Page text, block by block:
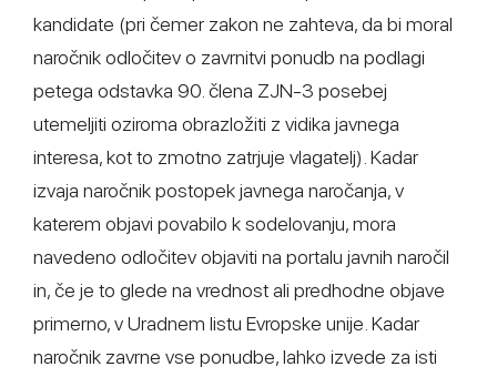
kandidate (pri čemer zakon ne zahteva, da bi moral
naročnik odločitev o zavrnitvi ponudb na podlagi
petega odstavka 90. člena ZJN-3 posebej
utemeljiti oziroma obrazložiti z vidika javnega
interesa, kot to zmotno zatrjuje vlagatelj). Kadar
izvaja naročnik postopek javnega naročanja, v
katerem objavi povabilo k sodelovanju, mora
navedeno odločitev objaviti na portalu javnih naročil
in, če je to glede na vrednost ali predhodne objave
primerno, v Uradnem listu Evropske unije. Kadar
naročnik zavrne vse ponudbe, lahko izvede za isti